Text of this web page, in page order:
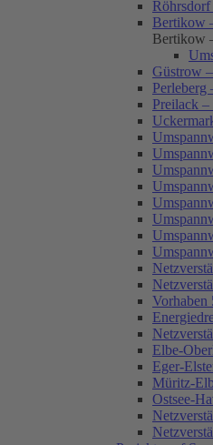
Bertikow
Bertikow
Güstrow
Perleberg
Preilack –
Vorhaben
Elbe-
Eger-
Müritz-
Ostsee-